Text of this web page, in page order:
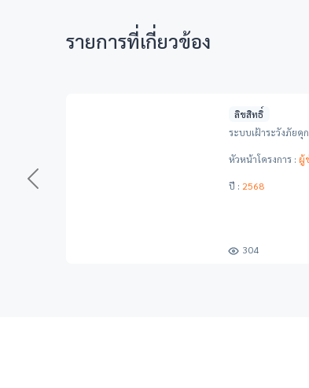
รายการที่เกี่ยวข้อง
ลิขสิทธิ์
ระบบเฝ้าระวังภัยคุ
หัวหน้าโครงการ : ผู้
ปี : 2568
304
Previous